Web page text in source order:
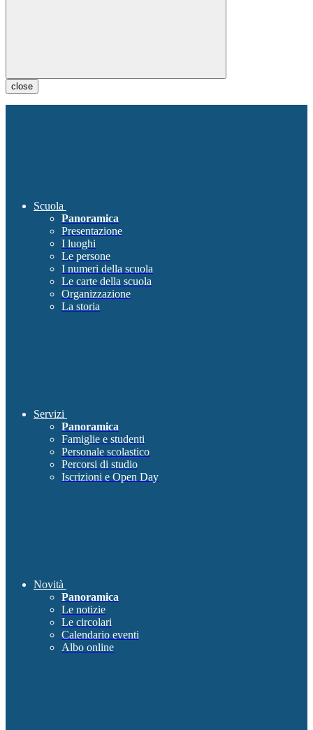
close
Scuola
Panoramica
Presentazione
I luoghi
Le persone
I numeri della scuola
Le carte della scuola
Organizzazione
La storia
Servizi
Panoramica
Famiglie e studenti
Personale scolastico
Percorsi di studio
Iscrizioni e Open Day
Novità
Panoramica
Le notizie
Le circolari
Calendario eventi
Albo online